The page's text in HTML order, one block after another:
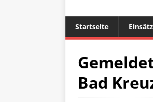
Startseite
Bad